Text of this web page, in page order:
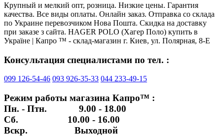
Крупный и мелкий опт, розница. Низкие цены. Гарантия
качества. Все виды оплаты. Онлайн заказ. Отправка со склада
по Украине перевозчиком Нова Пошта. Скидка на доставку
при заказе з сайта. HAGER POLO (Хагер Поло) купить в
Україне | Капро ™ - склад-магазин г. Киев, ул. Полярная, 8-Е
Консультация специалистами по тел. :
099 126-54-46 093 926-35-33 044 233-49-15
Режим работы магазина Капро™ :
Пн. - Птн. 9.00 - 18.00
Сб. 10.00 - 16.00
Вскр. Выходной